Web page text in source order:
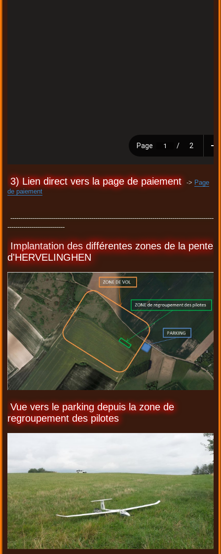
3) Lien direct vers la page de paiement -> Page
de paiement
-------------------------------------------------------------------------------------------------------
-----------------------------
Implantation des différentes zones de la pente
d'HERVELINGHEN
Vue vers le parking depuis la zone de
regroupement des pilotes